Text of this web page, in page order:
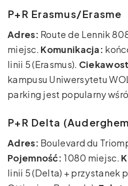
P+R Erasmus/Erasme
Adres: Route de Lennik
miejsc. Komunikacja:
linii 5 (Erasmus).
kampusu Uniwersytetu
parking jest popularny
P+R Delta
Adres: Boulevard du
Pojemność: 1080 miejsc.
linii 5 (Delta) + przystanek